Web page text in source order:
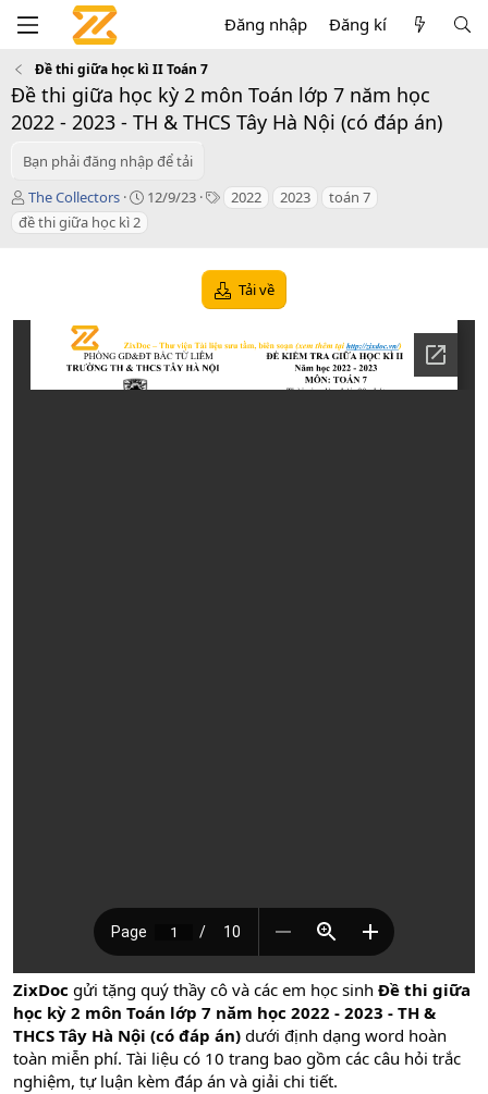
Đăng nhập Đăng kí
Đề thi giữa học kì II Toán 7
Đề thi giữa học kỳ 2 môn Toán lớp 7 năm học
2022 - 2023 - TH & THCS Tây Hà Nội (có đáp án)
Bạn phải đăng nhập để tải
T
á
c
The Collectors
C
d
a
t
12/9/23
T 2022 2023
toán 7
đề thi giữa học kì 2
Tải về
ZixDoc gửi tặng quý thầy cô và các em học sinh Đề thi giữa
học kỳ 2 môn Toán lớp 7 năm học 2022 - 2023 - TH &
THCS Tây Hà Nội (có đáp án) dưới định dạng word hoàn
toàn miễn phí. Tài liệu có 10 trang bao gồm các câu hỏi trắc
nghiệm, tự luận kèm đáp án và giải chi tiết.